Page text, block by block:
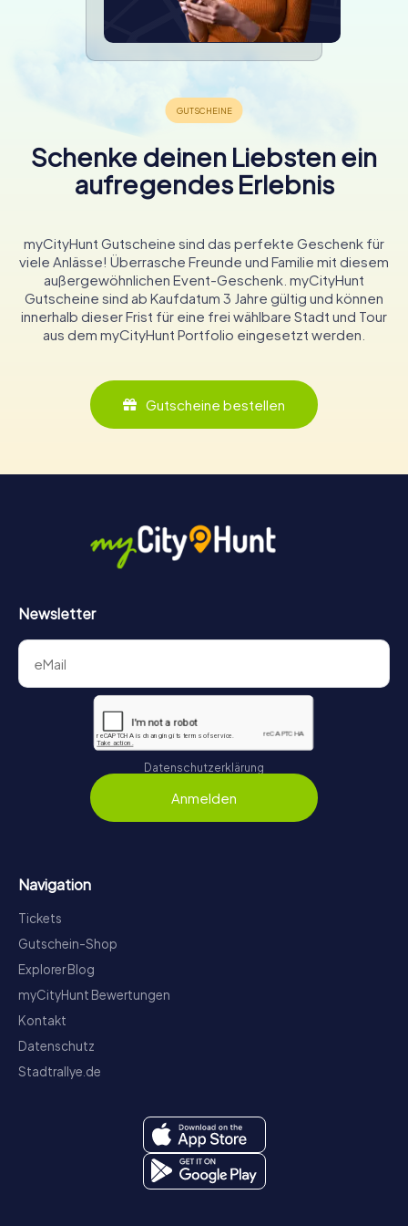
Schenke deinen Liebsten ein
aufregendes Erlebnis
myCityHunt Gutscheine sind das perfekte Geschenk für
viele Anlässe! Überrasche Freunde und Familie mit diesem
außergewöhnlichen Event-Geschenk. myCityHunt
Gutscheine sind ab Kaufdatum 3 Jahre gültig und können
innerhalb dieser Frist für eine frei wählbare Stadt und Tour
aus dem myCityHunt Portfolio eingesetzt werden.
Gutscheine bestellen
Newsletter
Datenschutzerklärung
Anmelden
Navigation
Tickets
Gutschein-Shop
Explorer Blog
myCityHunt Bewertungen
Kontakt
Datenschutz
Stadtrallye.de